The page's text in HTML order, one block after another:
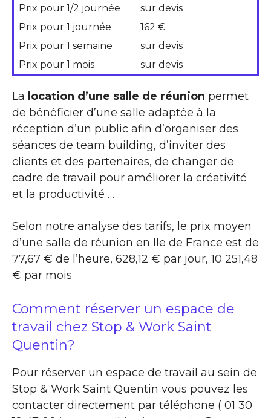
Prix pour 1/2 journée
sur devis
Prix pour 1 journée
162 €
Prix pour 1 semaine
sur devis
Prix pour 1 mois
sur devis
La location d’une salle de réunion permet
de bénéficier d’une salle adaptée à la
réception d’un public afin d’organiser des
séances de team building, d’inviter des
clients et des partenaires, de changer de
cadre de travail pour améliorer la créativité
et la productivité …
Selon notre analyse des tarifs, le prix moyen
d’une salle de réunion en Ile de France est de
77,67 € de l’heure, 628,12 € par jour, 10 251,48
€ par mois
Comment réserver un espace de
travail chez Stop & Work Saint
Quentin?
Pour réserver un espace de travail au sein de
Stop & Work Saint Quentin vous pouvez les
contacter directement par téléphone ( 01 30